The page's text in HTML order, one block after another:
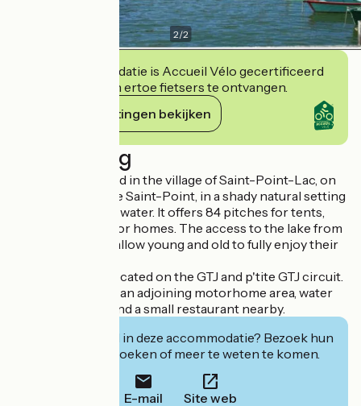
2/2
Deze accommodatie is Accueil Vélo gecertificeerd
en verbindt zich ertoe fietsers te ontvangen.
Haar verplichtingen bekijken
Beschrijving
A campsite located in the village of Saint-Point-Lac, on
the shores of Lake Saint-Point, in a shady natural setting
with its feet in the water. It offers 84 pitches for tents,
caravans and motor homes. The access to the lake from
the campsite will allow young and old to fully enjoy their
The campsite is located on the GTJ and p'tite GTJ circuit.
The campsite has an adjoining motorhome area, water
sports activities and a small restaurant nearby.
Geïnteresseerd in deze accommodatie? Bezoek hun
website om te boeken of meer te weten te komen.
E-mail Site web